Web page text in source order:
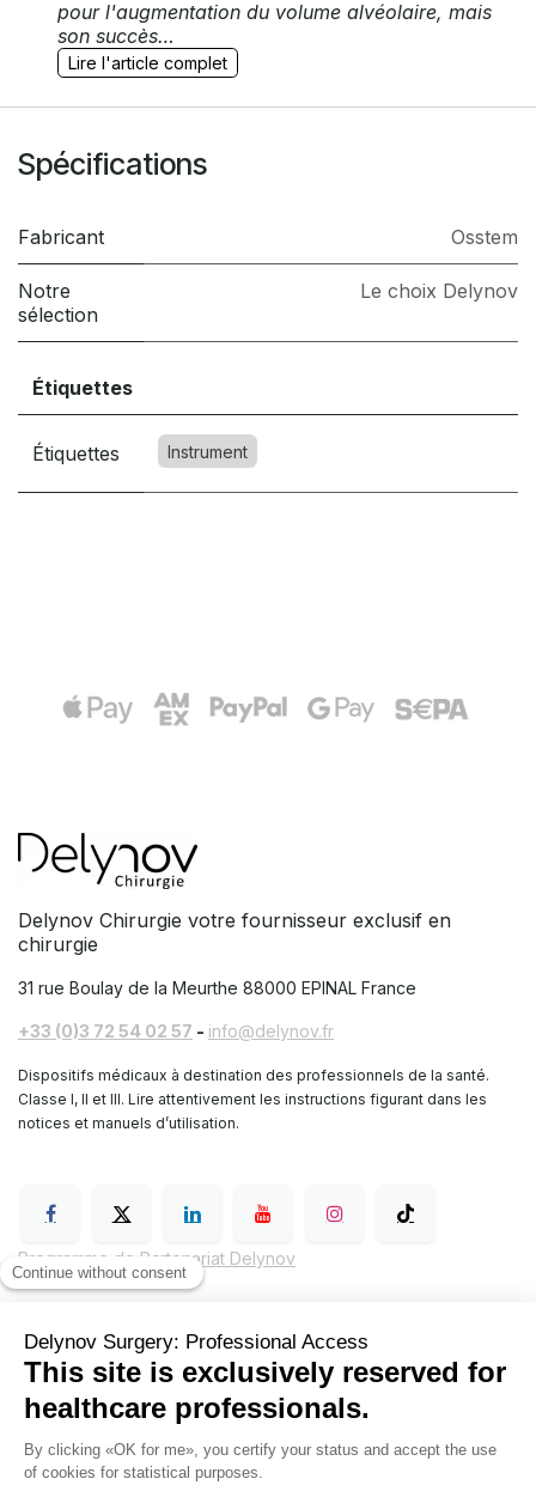
pour l'augmentation du volume alvéolaire, mais
son succès…
Lire l'article complet
Spécifications
Fabricant Osstem
Notre
sélection
Le choix Delynov
Étiquettes
Étiquettes Instrument
Delynov Chirurgie votre fournisseur exclusif en
chirurgie
31 rue Boulay de la Meurthe 88000 EPINAL France
+33 (0)3 72 54 02 57 - info@delynov.fr
Dispositifs médicaux à destination des professionnels de la santé.
Classe I, II et III. Lire attentivement les instructions figurant dans les
notices et manuels d’utilisation.
Programme de Partenariat Delynov
Conditions générales de vente (CGV)
Mentions légales
Politique de confidentialité de Delynov Chirurgie
Hyginov